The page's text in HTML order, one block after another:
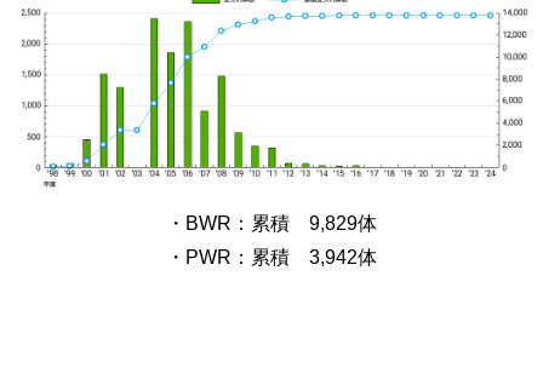
・BWR：累積 9,829体
・PWR：累積 3,942体